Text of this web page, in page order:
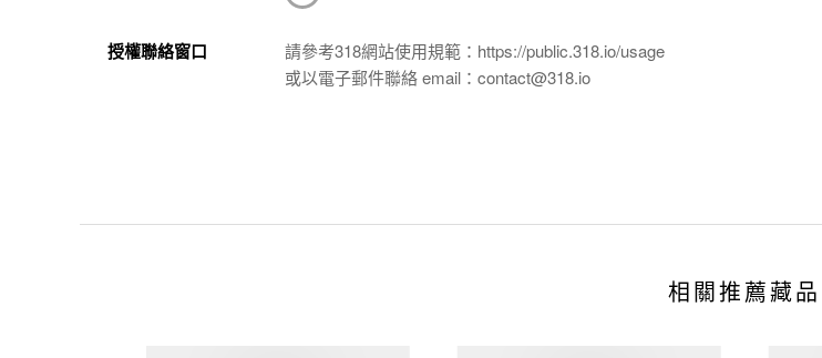
授權聯絡窗口
請參考318網站使用規範：https://public.318.io/usage
或以電子郵件聯絡 email：contact@318.io
相關推薦藏品